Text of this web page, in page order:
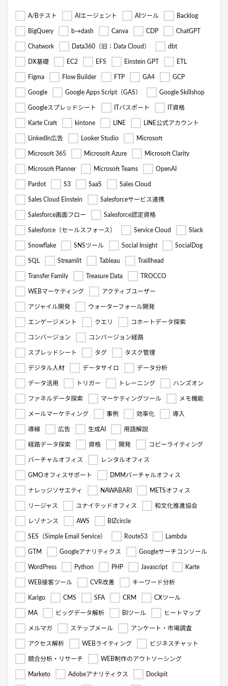
A/Bテスト AIエージェント AIツール Backlog
BigQuery b→dash Canva CDP ChatGPT
Chatwork Data360（旧：Data Cloud） dbt
DX基礎 EC2 EFS Einstein GPT ETL
Figma Flow Builder FTP GA4 GCP
Google Google Apps Script（GAS） Google Skillshop
Googleスプレッドシート ITパスポート IT資格
Karte Craft kintone LINE LINE公式アカウント
LinkedIn広告 Looker Studio Microsoft
Microsoft 365 Microsoft Azure Microsoft Clarity
Microsoft Planner Microsoft Teams OpenAI
Pardot S3 SaaS Sales Cloud
Sales Cloud Einstein Salesforceサービス連携
Salesforce画面フロー Salesforce認定資格
Salesforce（セールスフォース） Service Cloud Slack
Snowflake SNSツール Social Insight SocialDog
SQL Streamlit Tableau Traillhead
Transfer Family Treasure Data TROCCO
WEBマーケティング アクティブユーザー
アジャイル開発 ウォーターフォール開発
エンゲージメント クエリ コホートデータ探索
コンバージョン コンバージョン経路
スプレッドシート タグ タスク管理
デジタル人材 データサイロ データ分析
データ活用 トリガー トレーニング ハンズオン
ファネルデータ探索 マーケティングツール メモ機能
メールマーケティング 事例 効率化 導入
導線 広告 生成AI 用語解説
経路データ探索 資格 開発 コピーライティング
バーチャルオフィス レンタルオフィス
GMOオフィスサポート DMMバーチャルオフィス
ナレッジソサエティ NAWABARI METSオフィス
リージャス ユナイテッドオフィス 和文化推進協会
レゾナンス AWS BIZcircle
SES（Simple Email Service） Route53 Lambda
GTM Googleアナリティクス Googleサーチコンソール
WordPress Python PHP Javascript Karte
WEB接客ツール CVR改善 キーワード分析
Karigo CMS SFA CRM CXツール
MA ビッグデータ解析 BIツール ヒートマップ
メルマガ ステップメール アンケート・市場調査
アクセス解析 WEBライティング ビジネスチャット
競合分析・リサーチ WEB制作のアウトソーシング
Marketo Adobeアナリティクス Dockpit